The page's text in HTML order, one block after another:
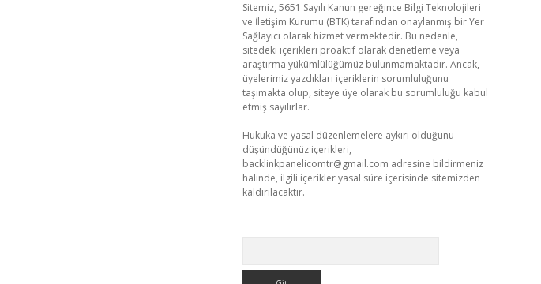
Sitemiz, 5651 Sayılı Kanun gereğince Bilgi Teknolojileri
ve İletişim Kurumu (BTK) tarafından onaylanmış bir Yer
Sağlayıcı olarak hizmet vermektedir. Bu nedenle,
sitedeki içerikleri proaktif olarak denetleme veya
araştırma yükümlülüğümüz bulunmamaktadır. Ancak,
üyelerimiz yazdıkları içeriklerin sorumluluğunu
taşımakta olup, siteye üye olarak bu sorumluluğu kabul
etmiş sayılırlar.
Hukuka ve yasal düzenlemelere aykırı olduğunu
düşündüğünüz içerikleri,
backlinkpanelicomtr@gmail.com adresine bildirmeniz
halinde, ilgili içerikler yasal süre içerisinde sitemizden
kaldırılacaktır.